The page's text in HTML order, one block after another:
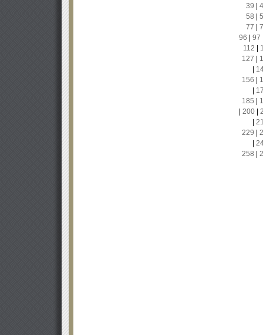
39
58
77
96
97
112
127
156
185
200|
229
258